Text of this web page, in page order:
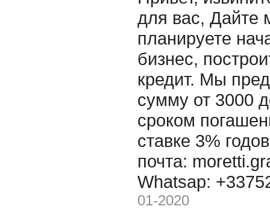
для вас, Дайте
планируете
бизнес,
кредит. Мы
сумму от 3000
сроком
ставке 3%
почта:
Whatsap:
01-2020